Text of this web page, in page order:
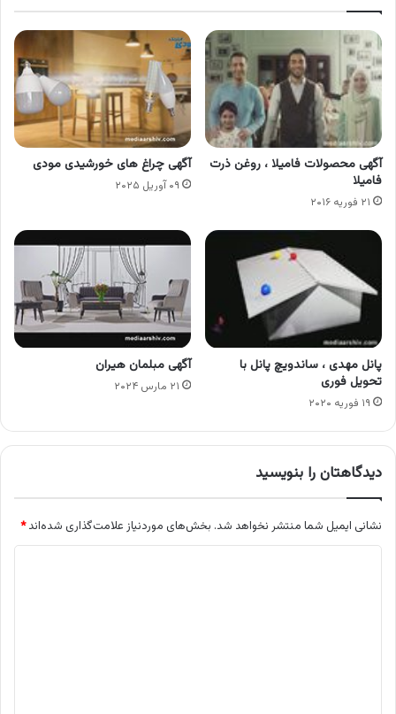
آگهی محصولات فامیلا ، روغن ذرت
فامیلا
۲۱ فوریه ۲۰۱۶
آگهی چراغ های خورشیدی مودی
۰۹ آوریل ۲۰۲۵
پانل مهدی ، ساندویچ پانل با
تحویل فوری
۱۹ فوریه ۲۰۲۰
آگهی مبلمان هیران
۲۱ مارس ۲۰۲۴
دیدگاهتان را بنویسید
نشانی ایمیل شما منتشر نخواهد شد. بخش‌های موردنیاز علامت‌گذاری شده‌اند*